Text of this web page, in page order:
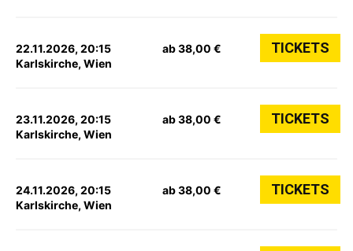
22.11.2026, 20:15
Karlskirche, Wien
ab 38,00 € TICKETS
23.11.2026, 20:15
Karlskirche, Wien
ab 38,00 € TICKETS
24.11.2026, 20:15
Karlskirche, Wien
ab 38,00 € TICKETS